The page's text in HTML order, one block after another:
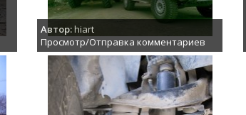
Автор:hiart
Просмотр/Отправка комментариев